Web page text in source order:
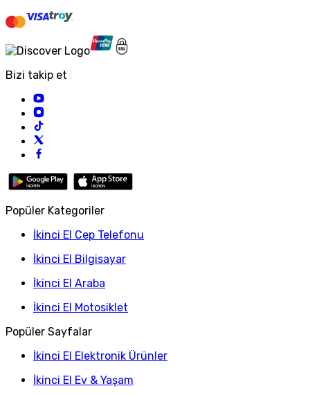
Bizi takip et
Popüler Kategoriler
İkinci El Cep Telefonu
İkinci El Bilgisayar
İkinci El Araba
İkinci El Motosiklet
Popüler Sayfalar
İkinci El Elektronik Ürünler
İkinci El Ev & Yaşam